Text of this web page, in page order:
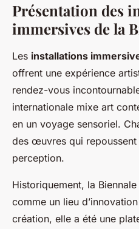
Les installation
la Biennale de
expérience
Mathieu 23 janvier 2025 6
Présentation des
immersives de la
Les installations
offrent une expérience
rendez-vous
internationale mixe art
en un voyage sensoriel.
des œuvres qui
perception.
Historiquement, la
comme un lieu
création, elle a été une